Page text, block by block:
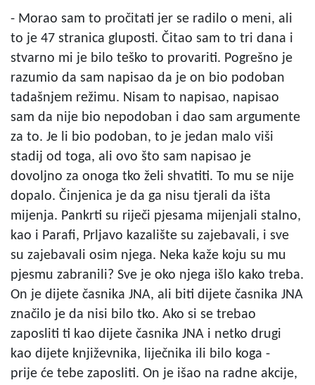
- Morao sam to pročitati jer se radilo o meni, ali
to je 47 stranica gluposti. Čitao sam to tri dana i
stvarno mi je bilo teško to provariti. Pogrešno je
razumio da sam napisao da je on bio podoban
tadašnjem režimu. Nisam to napisao, napisao
sam da nije bio nepodoban i dao sam argumente
za to. Je li bio podoban, to je jedan malo viši
stadij od toga, ali ovo što sam napisao je
dovoljno za onoga tko želi shvatiti. To mu se nije
dopalo. Činjenica je da ga nisu tjerali da išta
mijenja. Pankrti su riječi pjesama mijenjali stalno,
kao i Parafi, Prljavo kazalište su zajebavali, i sve
su zajebavali osim njega. Neka kaže koju su mu
pjesmu zabranili? Sve je oko njega išlo kako treba.
On je dijete časnika JNA, ali biti dijete časnika JNA
značilo je da nisi bilo tko. Ako si se trebao
zaposliti ti kao dijete časnika JNA i netko drugi
kao dijete književnika, liječnika ili bilo koga -
prije će tebe zaposliti. On je išao na radne akcije,